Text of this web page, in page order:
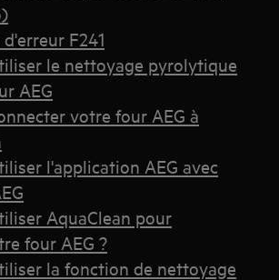
F241
le nettoyage pyrolytique
AEG
votre four AEG à
l'application AEG avec
AquaClean pour
four AEG ?
la fonction de nettoyage